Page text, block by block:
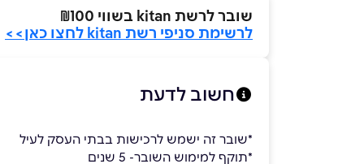
שובר לרשת kitan בשווי ₪100
לרשימת סניפי רשת kitan לחצו כאן>>
חשוב לדעת
*שובר זה ישמש לרכישות בבתי העסק לעיל
*תוקף למימוש השובר- 5 שנים